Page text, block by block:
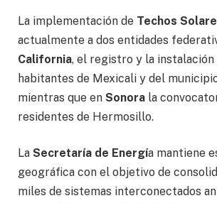
La implementación de Techos
actualmente a dos entidades
California, el registro y la instalación
habitantes de Mexicali y del
mientras que en Sonora la
residentes de Hermosillo.
La Secretaría de Energía mantiene
geográfica con el objetivo de
miles de sistemas interconectados